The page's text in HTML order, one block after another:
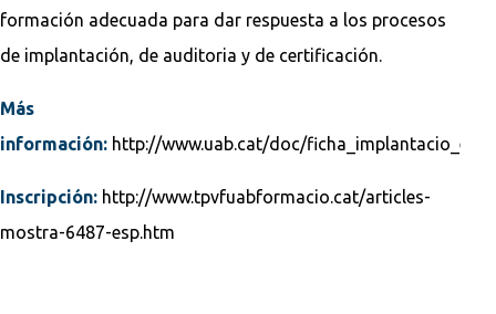
formación adecuada para dar respuesta a los procesos
de implantación, de auditoria y de certificación.
Más
información: http://www.uab.cat/doc/
Inscripción: http://www.tpvfuabformacio.cat/articles-
mostra-6487-esp.htm